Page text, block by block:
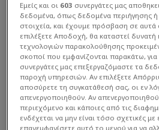
Εμείς και οι 603 συνεργάτες μας
δεδομένα, όπως δεδομένα περιήγησης ή
στοιχεία, και έχουμε πρόσβαση σε
επιλέξετε Αποδοχή, θα καταστεί δυνατή
τεχνολογιών παρακολούθησης
σκοποί που εμφανίζονται παρακάτω, για
συνεργάτες μας επεξεργαζόμαστε τα
παροχή υπηρεσιών. Αν επιλέξετε
αποσύρετε τη συγκατάθεσή σας, οι εν
απενεργοποιηθούν. Αν
περιεχόμενο και κάποιες από τις
ενδέχεται να μην είναι τόσο σχετικές
επανεμφανίσετε αυτό το μενού για να